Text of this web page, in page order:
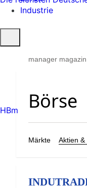
Industrie
öffnen
manager magazin
Märkte Aktien &
HBm